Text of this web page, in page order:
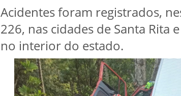
Acidentes foram registrados,
226, nas cidades de Santa Rita
no interior do estado.